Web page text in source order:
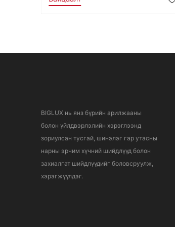
Нарны Камерын Чиргүүл
BIGLUX нь янз бүрийн арилжааны
болон үйлдвэрлэлийн хэрэглээнд
зориулсан тусгай, шинэлэг гар утасны
нарны эрчим хүчний шийдлүүд болон
захиалгат шийдлүүдийг боловсруулж,
хэрэгжүүлдэг.